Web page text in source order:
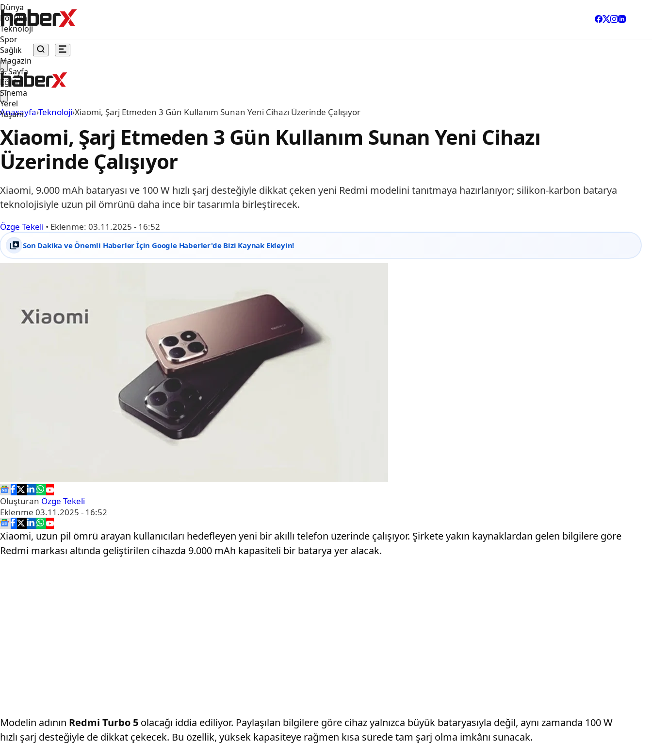
Dünya
Politika
Teknoloji
Spor
Sağlık
Magazin
3. Sayfa
Eğitim
Sinema
Yerel
Yaşam
Anasayfa›Teknoloji›Xiaomi, Şarj Etmeden 3 Gün Kullanım Sunan Yeni Cihazı Üzerinde Çalışıyor
Xiaomi, Şarj Etmeden 3 Gün Kullanım Sunan Yeni Cihazı
Üzerinde Çalışıyor
Xiaomi, 9.000 mAh bataryası ve 100 W hızlı şarj desteğiyle dikkat çeken yeni Redmi modelini tanıtmaya hazırlanıyor; silikon-karbon batarya
teknolojisiyle uzun pil ömrünü daha ince bir tasarımla birleştirecek.
Özge Tekeli • Eklenme: 03.11.2025 - 16:52
Son Dakika ve Önemli Haberler İçin Google Haberler'de Bizi Kaynak Ekleyin!
Oluşturan Özge Tekeli
Eklenme 03.11.2025 - 16:52
Xiaomi, uzun pil ömrü arayan kullanıcıları hedefleyen yeni bir akıllı telefon üzerinde çalışıyor. Şirkete yakın kaynaklardan gelen bilgilere göre
Redmi markası altında geliştirilen cihazda 9.000 mAh kapasiteli bir batarya yer alacak.
Modelin adının Redmi Turbo 5 olacağı iddia ediliyor. Paylaşılan bilgilere göre cihaz yalnızca büyük bataryasıyla değil, aynı zamanda 100 W
hızlı şarj desteğiyle de dikkat çekecek. Bu özellik, yüksek kapasiteye rağmen kısa sürede tam şarj olma imkânı sunacak.